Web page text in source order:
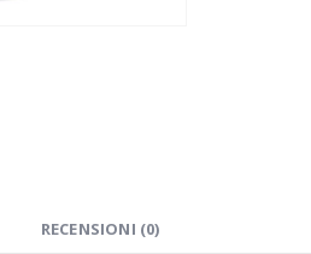
RECENSIONI (0)